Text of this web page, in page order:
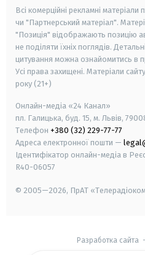
Всі комерційні рекламні
чи "Партнерський матеріал".
"Позиція" відображають позицію
не поділяти їхніх поглядів.
цитування можна ознайомитись в
Усі права захищені. Матеріали
року (21+)
Онлайн-медіа «24 Канал»
пл. Галицька, буд. 15, м. Львів,
Телефон +380 (32) 229-77-77
Адреса електронної пошти —
Ідентифікатор онлайн-медіа в
R40-06057
© 2005—2026, ПрАТ
Разработка сайта -